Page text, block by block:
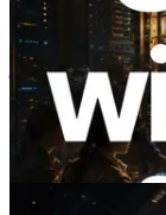
ERPC का
वैश्विक
Information
यह लेख पढ़ें